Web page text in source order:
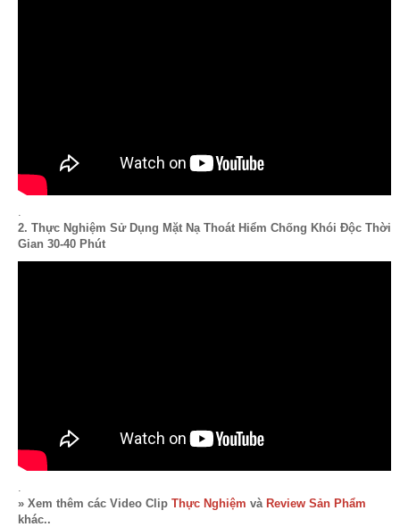
2. Thực Nghiệm Sử Dụng Mặt Nạ Thoát Hiểm Chống Khói Độc Thời
Gian 30-40 Phút
.
» Xem thêm các Video Clip Thực Nghiệm và Review Sản Phẩm
khác..